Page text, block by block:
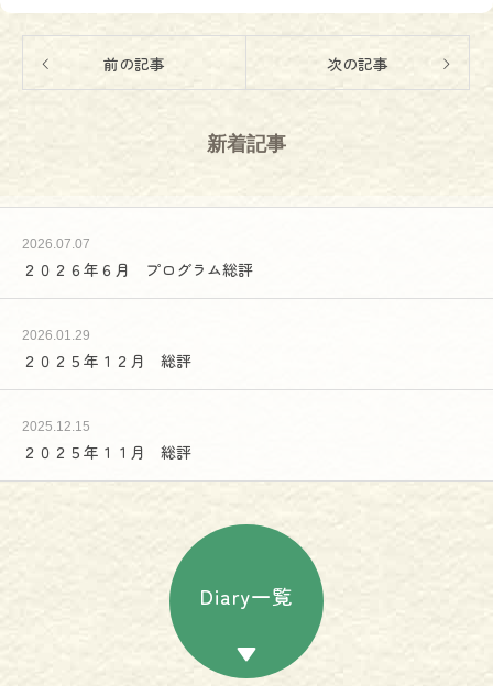
前の記事 次の記事
新着記事
2026.07.07
２０２６年６月 プログラム総評
2026.01.29
２０２５年１２月 総評
2025.12.15
２０２５年１１月 総評
Diary一覧